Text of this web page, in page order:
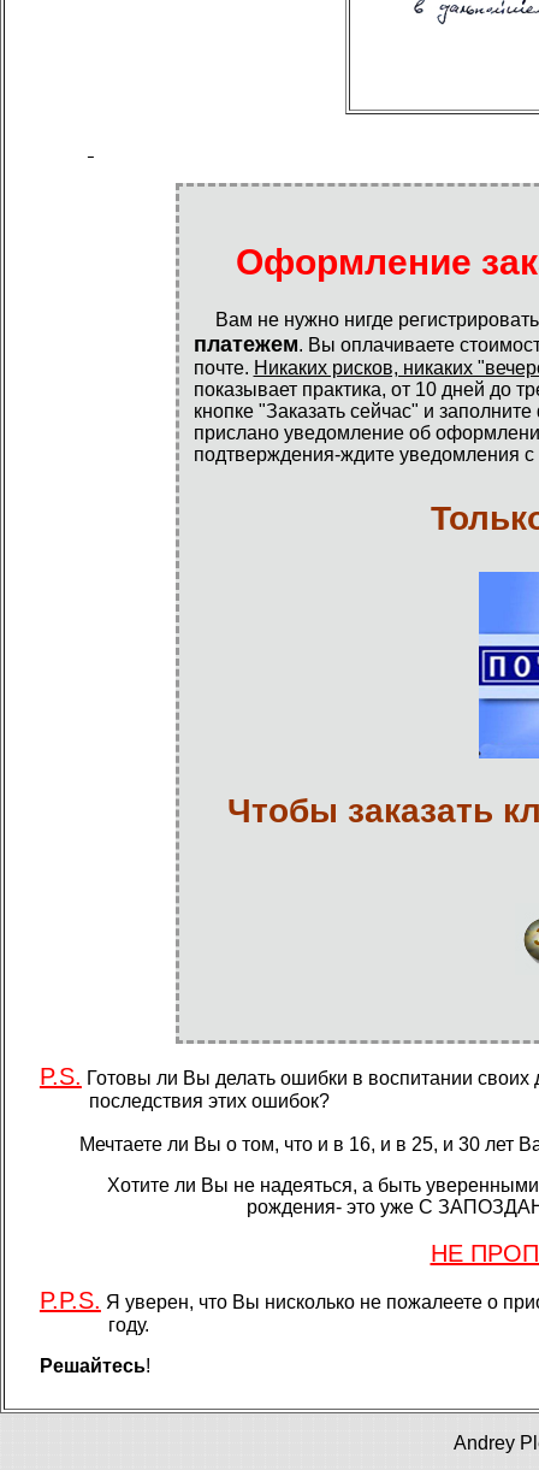
Оформление
Вам не нужно нигде
платежем. Вы оплачиваете
почте. Никаких рисков, никаких
показывает практика, от 10 дней до
кнопке "Заказать сейчас" и
прислано уведомление об
подтверждения-ждите уведомления с
Чтобы заказать
P.S. Готовы ли Вы делать ошибки в воспитании
последствия этих ошибок?
Мечтаете ли Вы о том, что и в 16, и в 25, и 30 лет
Хотите ли Вы не надеяться, а быть
рождения- это уже С
НЕ
P.P.S. Я уверен, что Вы нисколько не пожалеете о
году.
Решайтесь!
Andrey